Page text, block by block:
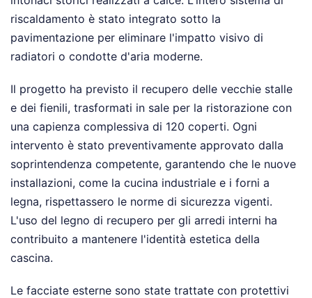
riscaldamento è stato integrato sotto la
pavimentazione per eliminare l'impatto visivo di
radiatori o condotte d'aria moderne.
Il progetto ha previsto il recupero delle vecchie stalle
e dei fienili, trasformati in sale per la ristorazione con
una capienza complessiva di 120 coperti. Ogni
intervento è stato preventivamente approvato dalla
soprintendenza competente, garantendo che le nuove
installazioni, come la cucina industriale e i forni a
legna, rispettassero le norme di sicurezza vigenti.
L'uso del legno di recupero per gli arredi interni ha
contribuito a mantenere l'identità estetica della
cascina.
Le facciate esterne sono state trattate con protettivi